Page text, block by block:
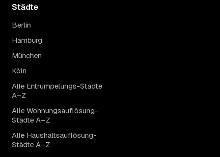
Städte
Berlin
Hamburg
München
Köln
Alle Entrümpelungs-Städte
A–Z
Alle Wohnungsauflösung-
Städte A–Z
Alle Haushaltsauflösung-
Städte A–Z